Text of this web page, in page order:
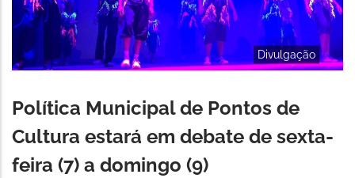
Divulgação
Política Municipal de Pontos de
Cultura estará em debate de sexta-
feira (7) a domingo (9)